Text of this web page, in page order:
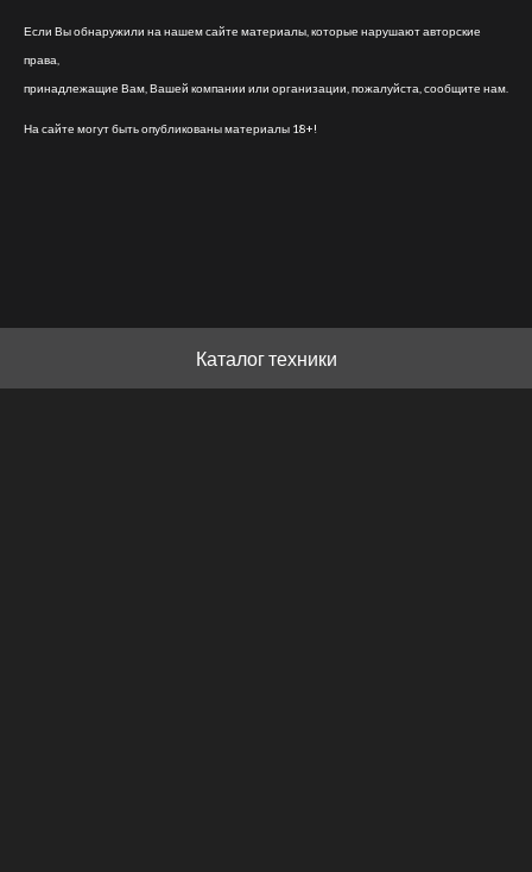
Если Вы обнаружили на нашем сайте материалы, которые нарушают авторские
права,
принадлежащие Вам, Вашей компании или организации, пожалуйста, сообщите нам.
На сайте могут быть опубликованы материалы 18+!
Каталог техники